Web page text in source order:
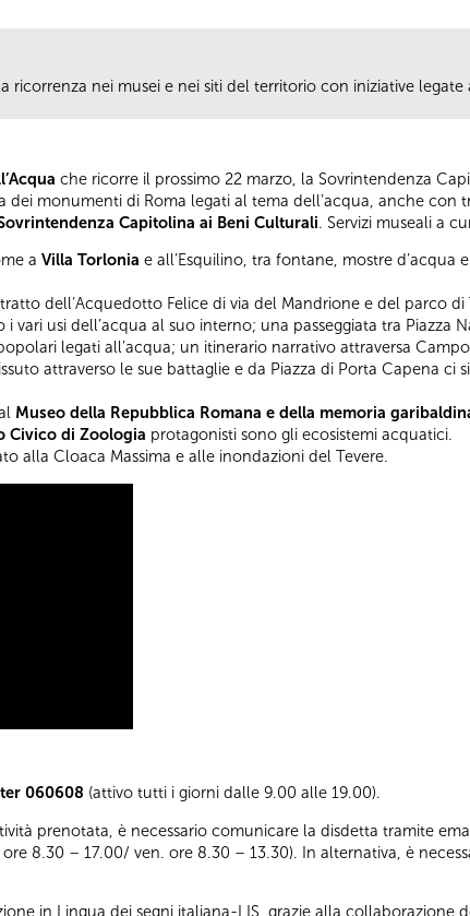
ricorrenza nei musei e nei siti del territorio con iniziative legate
che ricorre il prossimo 22 marzo, la Sovrintendenza
monumenti di Roma legati al tema dell’acqua, anche con
Capitolina ai Beni Culturali. Servizi museali a
a Villa Torlonia e all’Esquilino, tra fontane, mostre d’acqua
dell’Acquedotto Felice di via del Mandrione e del parco di
usi dell’acqua al suo interno; una passeggiata tra Piazza
legati all’acqua; un itinerario narrativo attraversa
attraverso le sue battaglie e da Piazza di Porta Capena ci
Museo della Repubblica Romana e della memoria
Civico di Zoologia protagonisti sono gli ecosistemi acquatici.
alla Cloaca Massima e alle inondazioni del Tevere.
060608 (attivo tutti i giorni dalle 9.00 alle 19.00).
prenotata, è necessario comunicare la disdetta tramite
8.30 – 17.00/ ven. ore 8.30 – 13.30). In alternativa, è
in Lingua dei segni italiana-LIS, grazie alla collaborazione